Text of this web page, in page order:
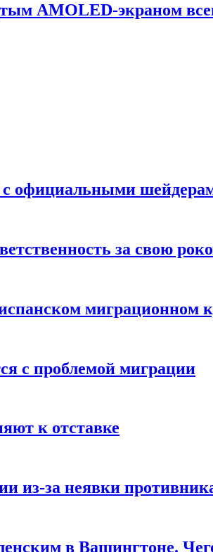
AMOLED-экраном
официальными
за свою
миграционном
с проблемой миграции
к отставке
из-за неявки
в Вашингтоне.